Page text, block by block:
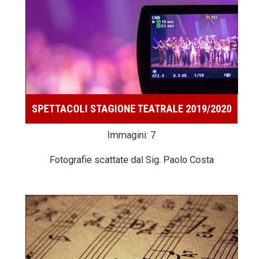
SPETTACOLI STAGIONE TEATRALE 2019/2020
Immagini: 7
Fotografie scattate dal Sig. Paolo Costa